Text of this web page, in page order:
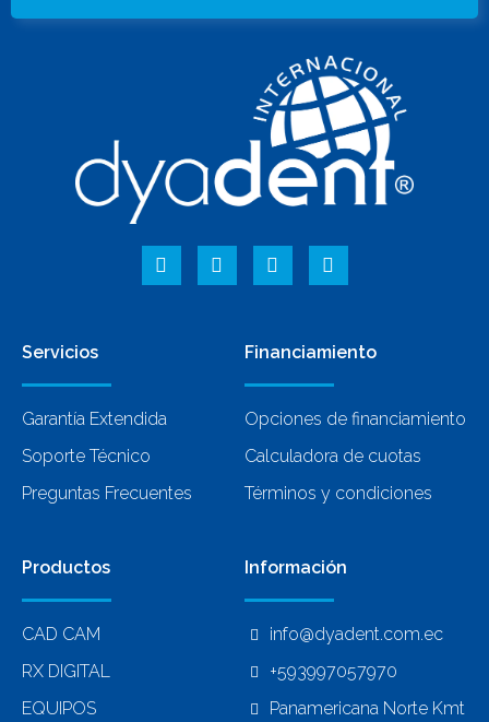
Servicios
Garantía Extendida
Soporte Técnico
Preguntas Frecuentes
Financiamiento
Opciones de financiamiento
Calculadora de cuotas
Términos y condiciones
Productos
CAD CAM
RX DIGITAL
EQUIPOS
Información
info@dyadent.com.ec
+593997057970
Panamericana Norte Kmt